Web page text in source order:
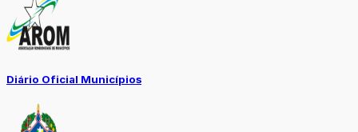
Diário Oficial Municípios